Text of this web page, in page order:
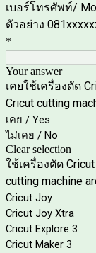
เบอร์โทรศัพท์/
ตัวอย่าง
*
Your answer
เคยใช้เครื่องตัด
Cricut cutting
เคย / Yes
ไม่เคย / No
Clear selection
ใช้เครื่องตัด
cutting machine
Cricut Joy
Cricut Joy Xtra
Cricut Explore 3
Cricut Maker 3